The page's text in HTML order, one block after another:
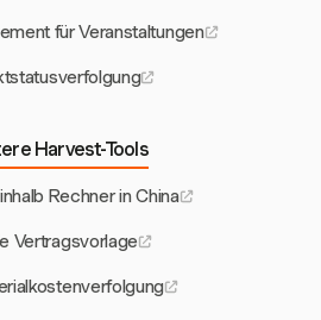
für Veranstaltungen
Harvest-Tools
Rechner in China
Vertragsvorlage